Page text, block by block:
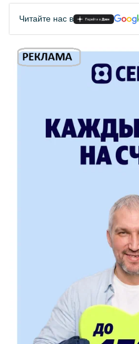
Читайте нас в